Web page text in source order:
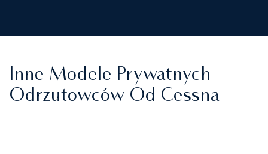
Inne Modele Prywatnych
Odrzutowców Od Cessna